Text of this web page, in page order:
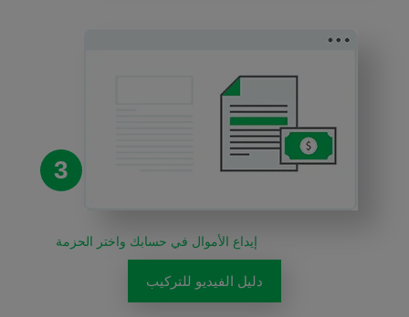
3
إيداع الأموال في حسابك واختر الحزمة
دليل الفيديو للتركيب